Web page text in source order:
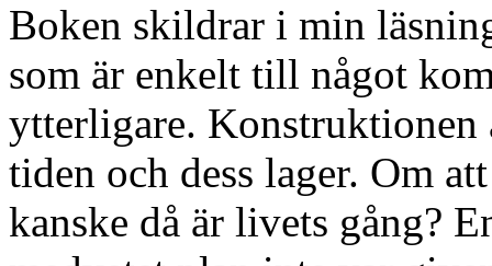
Boken skildrar i min
som är enkelt till något
ytterligare. Konstruktionen
tiden och dess lager. Om
kanske då är livets gång?